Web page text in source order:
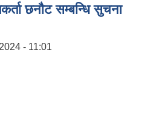
छनाैट सम्बन्धि सुचना
- 11:01